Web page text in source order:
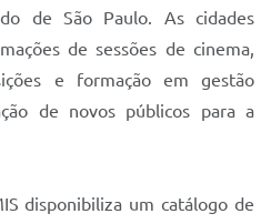
de São Paulo. As cidades
de sessões de cinema,
e formação em gestão
de novos públicos para a
disponibiliza um catálogo de